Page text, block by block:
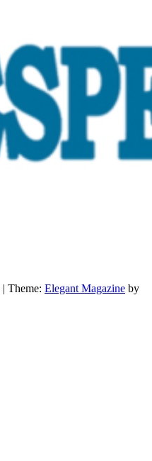
| Theme: Elegant Magazine by